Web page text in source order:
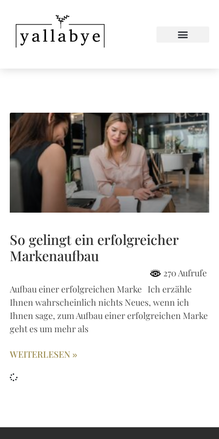
So gelingt ein erfolgreicher
Markenaufbau
270 Aufrufe
Aufbau einer erfolgreichen Marke Ich erzähle
Ihnen wahrscheinlich nichts Neues, wenn ich
Ihnen sage, zum Aufbau einer erfolgreichen Marke
geht es um mehr als
WEITERLESEN »